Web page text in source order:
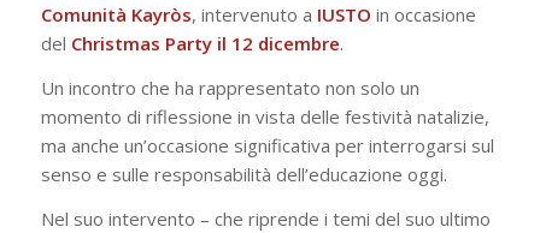
Comunità Kayròs, intervenuto a IUSTO in occasione
del Christmas Party il 12 dicembre.
Un incontro che ha rappresentato non solo un
momento di riflessione in vista delle festività natalizie,
ma anche un’occasione significativa per interrogarsi sul
senso e sulle responsabilità dell’educazione oggi.
Nel suo intervento – che riprende i temi del suo ultimo